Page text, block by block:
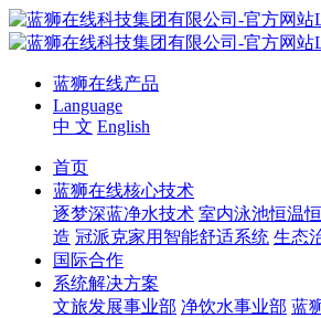
蓝狮在线产品
Language
中 文 English
首页
蓝狮在线核心技术
逐梦深蓝净水技术 室内泳池恒温
造 冠派克家用智能舒适系统 生态
国际合作
系统解决方案
文旅发展事业部 净饮水事业部 蓝